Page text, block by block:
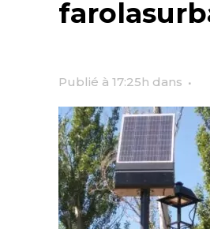
Publié à 17:25h dans